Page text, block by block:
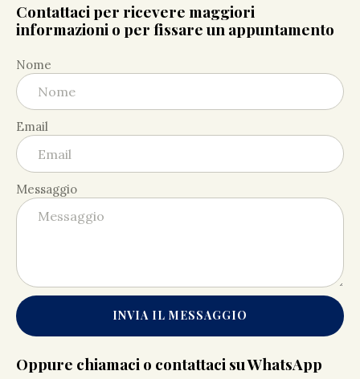
Contattaci per ricevere maggiori
informazioni o per fissare un appuntamento
Nome
Email
Messaggio
INVIA IL MESSAGGIO
Oppure chiamaci o contattaci su WhatsApp